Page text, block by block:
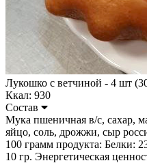
Лукошко с ветчиной - 4 шт
Ккал: 930
Состав
Мука пшеничная в/с, сахар,
яйцо, соль, дрожжи, сыр
100 грамм продукта: Белки:
10 гр. Энергетическая